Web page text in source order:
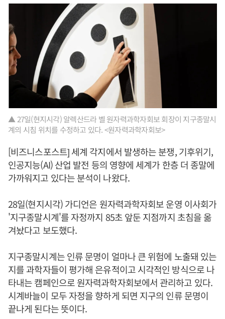
▲ 27일(현지시각) 알렉산드라 벨 원자력과학자회보 회장이 지구종말시
계의 시침 위치를 수정하고 있다. <원자력과학자회보>
[비즈니스포스트] 세계 각지에서 발생하는 분쟁, 기후위기,
인공지능(AI) 산업 발전 등의 영향에 세계가 한층 더 종말에
가까워지고 있다는 분석이 나왔다.
28일(현지시각) 가디언은 원자력과학자회보 운영 이사회가
'지구종말시계'를 자정까지 85초 앞둔 지점까지 초침을 옮
겨놨다고 보도했다.
지구종말시계는 인류 문명이 얼마나 큰 위험에 노출돼 있는
지를 과학자들이 평가해 은유적이고 시각적인 방식으로 나
타내는 캠페인으로 원자력과학자회보에서 관리하고 있다.
시계바늘이 모두 자정을 향하게 되면 지구의 인류 문명이
끝나게 된다는 뜻이다.